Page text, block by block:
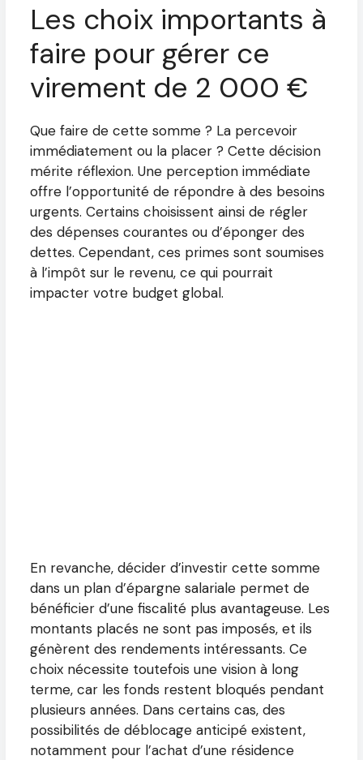
Les choix importants à
faire pour gérer ce
virement de 2 000 €
Que faire de cette somme ? La percevoir
immédiatement ou la placer ? Cette décision
mérite réflexion. Une perception immédiate
offre l’opportunité de répondre à des besoins
urgents. Certains choisissent ainsi de régler
des dépenses courantes ou d’éponger des
dettes. Cependant, ces primes sont soumises
à l’impôt sur le revenu, ce qui pourrait
impacter votre budget global.
En revanche, décider d’investir cette somme
dans un plan d’épargne salariale permet de
bénéficier d’une fiscalité plus avantageuse. Les
montants placés ne sont pas imposés, et ils
génèrent des rendements intéressants. Ce
choix nécessite toutefois une vision à long
terme, car les fonds restent bloqués pendant
plusieurs années. Dans certains cas, des
possibilités de déblocage anticipé existent,
notamment pour l’achat d’une résidence